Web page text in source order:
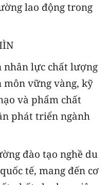
lao động trong
nhân lực chất lượng
môn vững vàng, kỹ
và phẩm chất
phát triển ngành
đào tạo nghề du
tế, mang đến cơ